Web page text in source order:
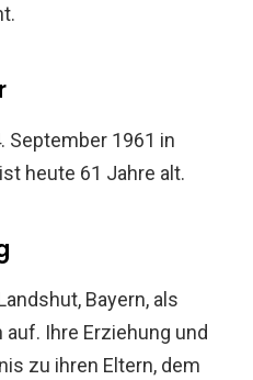
September 1961 in
heute 61 Jahre alt.
Bayern, als
Ihre Erziehung und
zu ihren Eltern, dem